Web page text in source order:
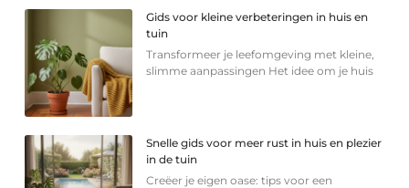
Gids voor kleine verbeteringen in huis en
tuin
Transformeer je leefomgeving met kleine,
slimme aanpassingen Het idee om je huis
Snelle gids voor meer rust in huis en plezier
in de tuin
Creëer je eigen oase: tips voor een